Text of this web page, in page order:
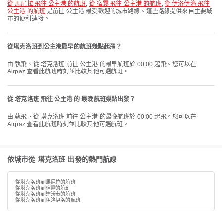
從 馬尼拉 飛往 公主港 的航班, 從 宿霧 飛往 公主港 的航班 , 從 伊洛伊洛 飛往
公主港 的航班 是前往 公主港 最受歡迎的城市路線。這些路線提供來自主要城
市的便利連接。
從塔克洛班到公主港最早的航班幾點起飛？
由 執飛、從 塔克洛班 前往 公主港 的最早航班於 00:00 起飛。您可以在
Airpaz 查看此航班時刻並比較其他可選航班。
從 塔克洛班 飛往 公主港 的 最晚航班幾點出發？
由 執飛、從 塔克洛班 前往 公主港 的最晚航班於 00:00 起飛。您可以在
Airpaz 查看此航班時刻並比較其他可選航班。
依城市從 塔克洛班 出發的熱門航線
從塔克洛班到馬尼拉的航班
從塔克洛班到宿霧的航班
從塔克洛班到達沃市的航班
從塔克洛班到伊洛伊洛的航班